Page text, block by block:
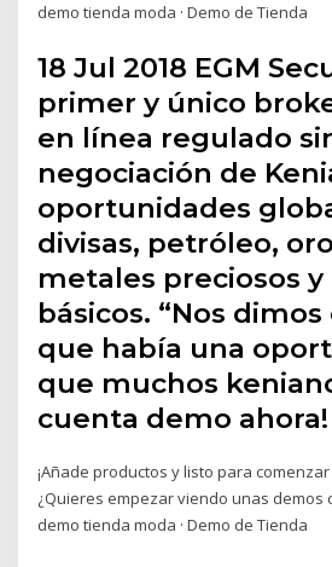
demo tienda moda · Demo de Tienda
18 Jul 2018 EGM
primer y único
en línea regulado
negociación de
oportunidades
divisas, petróleo,
metales preciosos
básicos. “Nos
que había una
que muchos
cuenta demo ahora!
¡Añade productos y listo para
¿Quieres empezar viendo unas demos
demo tienda moda · Demo de Tienda